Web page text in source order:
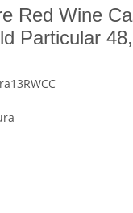
Red Wine
Particular